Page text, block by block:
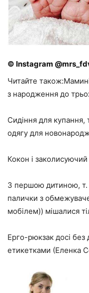
© Instagram
Читайте
з народження до
Сидіння для купання,
одягу для
Кокон і
З першою дитиною, т.
палички з
мобілем)) мішалися
Ерго-рюкзак досі без
етикетками (Еленка